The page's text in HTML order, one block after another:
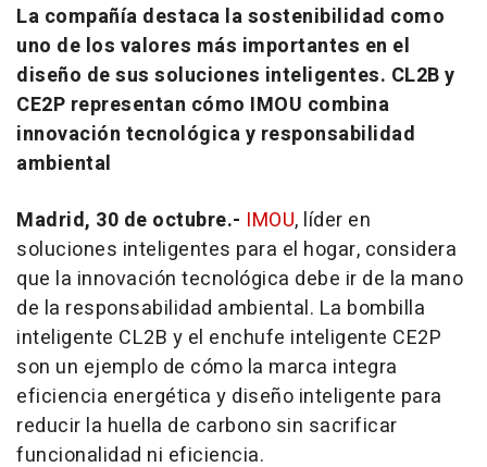
La compañía destaca la sostenibilidad como
uno de los valores más importantes en el
diseño de sus soluciones inteligentes. CL2B y
CE2P representan cómo IMOU combina
innovación tecnológica y responsabilidad
ambiental
Madrid, 30 de octubre.- IMOU, líder en
soluciones inteligentes para el hogar, considera
que la innovación tecnológica debe ir de la mano
de la responsabilidad ambiental. La bombilla
inteligente CL2B y el enchufe inteligente CE2P
son un ejemplo de cómo la marca integra
eficiencia energética y diseño inteligente para
reducir la huella de carbono sin sacrificar
funcionalidad ni eficiencia.